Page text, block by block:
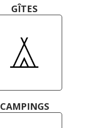
GÎTES
CAMPINGS